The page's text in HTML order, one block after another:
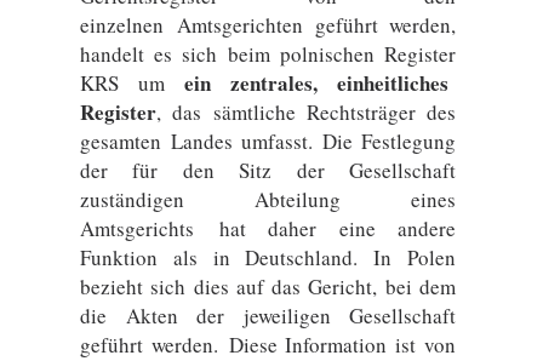
einzelnen Amtsgerichten geführt werden,
handelt es sich beim polnischen Register
KRS um ein zentrales, einheitliches
Register, das sämtliche Rechtsträger des
gesamten Landes umfasst. Die Festlegung
der für den Sitz der Gesellschaft
zuständigen Abteilung eines
Amtsgerichts hat daher eine andere
Funktion als in Deutschland. In Polen
bezieht sich dies auf das Gericht, bei dem
die Akten der jeweiligen Gesellschaft
geführt werden. Diese Information ist von